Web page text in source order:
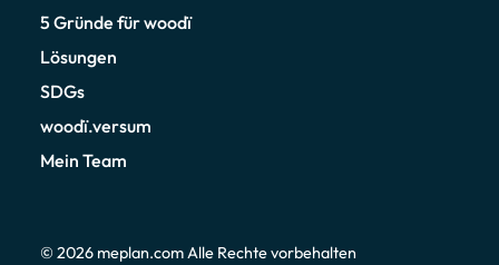
5 Gründe für woodï
Lösungen
SDGs
woodï.versum
Mein Team
© 2026 meplan.comAlle Rechte vorbehalten